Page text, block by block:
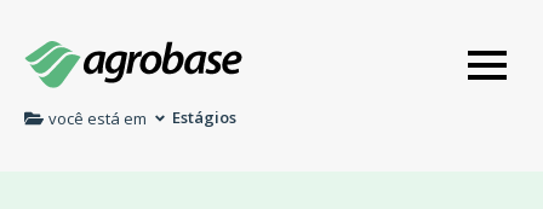
você está em Estágios